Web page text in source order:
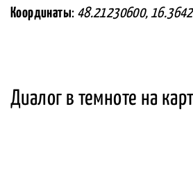
Координаты: 48.21230600,
Диалог в темноте на